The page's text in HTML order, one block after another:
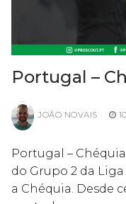
Portugal –
JOÃO NOVAIS
Portugal –
do Grupo 2 da
a Chéquia. Desde